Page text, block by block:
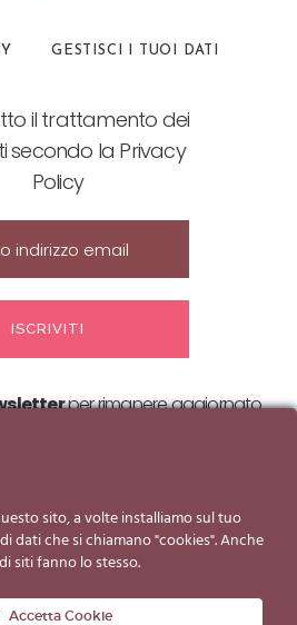
GESTISCI I TUOI DATI
il trattamento dei
secondo la Privacy
Policy
per rimanere aggiornato
sito, a volte installiamo sul tuo
dati che si chiamano "cookies". Anche
siti fanno lo stesso.
Accetta Cookie